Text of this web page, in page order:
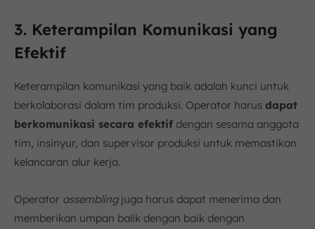
3. Keterampilan Komunikasi yang
Efektif
Keterampilan komunikasi yang baik adalah kunci untuk
berkolaborasi dalam tim produksi. Operator harus dapat
berkomunikasi secara efektif dengan sesama anggota
tim, insinyur, dan supervisor produksi untuk memastikan
kelancaran alur kerja.
Operator assemblingjuga harus dapat menerima dan
memberikan umpan balik dengan baik dengan